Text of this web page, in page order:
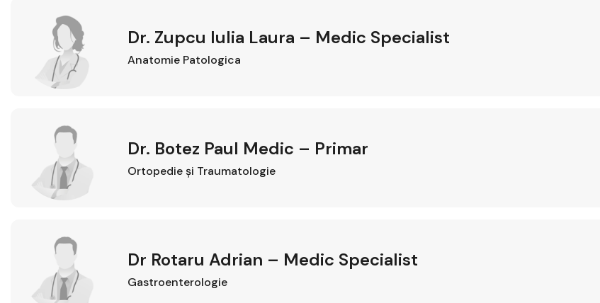
Dr. Zupcu Iulia Laura – Medic Specialist
Anatomie Patologica
Dr. Botez Paul Medic – Primar
Ortopedie şi Traumatologie
Dr Rotaru Adrian – Medic Specialist
Gastroenterologie